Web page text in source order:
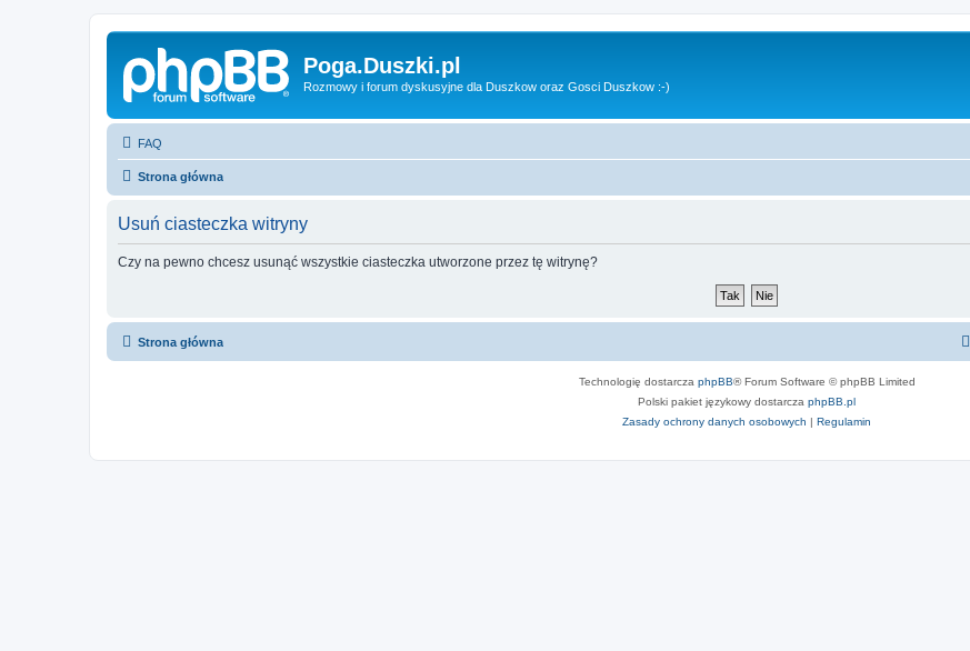
Poga.Duszki.pl
Rozmowy i forum dyskusyjne dla Duszkow oraz Gosci Duszkow :-)
FAQ
Strona główna
Usuń ciasteczka witryny
Czy na pewno chcesz usunąć wszystkie ciasteczka utworzone przez tę witrynę?
Strona główna
Technologię dostarcza phpBB® Forum Software © phpBB Limited
Polski pakiet językowy dostarcza phpBB.pl
Zasady ochrony danych osobowych | Regulamin